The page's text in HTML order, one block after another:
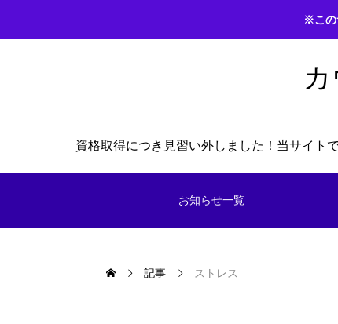
※この
資格取得につき見習い外しました！当サイト
お知らせ一覧
記事 ストレス